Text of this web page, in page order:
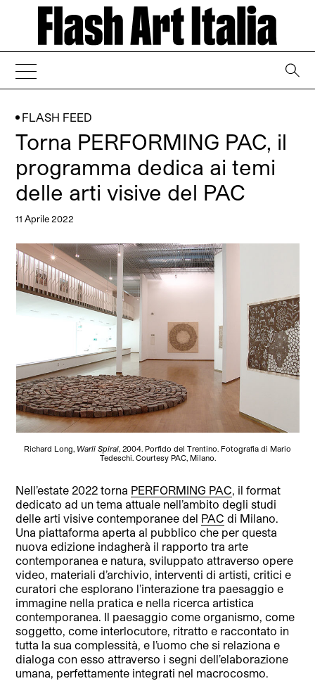
FLASH FEED
Torna PERFORMING PAC, il
programma dedica ai temi
delle arti visive del PAC
11 Aprile 2022
Richard Long, Warli Spiral, 2004. Porfido del Trentino. Fotografia di Mario
Tedeschi. Courtesy PAC, Milano.
Nell’estate 2022 torna PERFORMING PAC, il format
dedicato ad un tema attuale nell’ambito degli studi
delle arti visive contemporanee del PAC di Milano.
Una piattaforma aperta al pubblico che per questa
nuova edizione indagherà il rapporto tra arte
contemporanea e natura, sviluppato attraverso opere
video, materiali d’archivio, interventi di artisti, critici e
curatori che esplorano l’interazione tra paesaggio e
immagine nella pratica e nella ricerca artistica
contemporanea. Il paesaggio come organismo, come
soggetto, come interlocutore, ritratto e raccontato in
tutta la sua complessità, e l’uomo che si relaziona e
dialoga con esso attraverso i segni dell’elaborazione
umana, perfettamente integrati nel macrocosmo.